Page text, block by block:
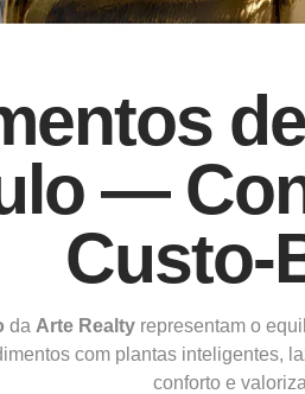
—
Custo-
da Arte Realty representam o
com plantas inteligentes,
conforto e